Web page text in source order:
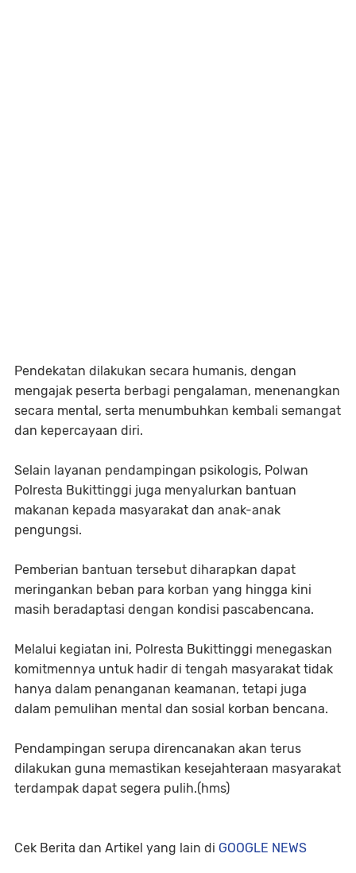
Pendekatan dilakukan secara humanis, dengan
mengajak peserta berbagi pengalaman, menenangkan
secara mental, serta menumbuhkan kembali semangat
dan kepercayaan diri.
Selain layanan pendampingan psikologis, Polwan
Polresta Bukittinggi juga menyalurkan bantuan
makanan kepada masyarakat dan anak-anak
pengungsi.
Pemberian bantuan tersebut diharapkan dapat
meringankan beban para korban yang hingga kini
masih beradaptasi dengan kondisi pascabencana.
Melalui kegiatan ini, Polresta Bukittinggi menegaskan
komitmennya untuk hadir di tengah masyarakat tidak
hanya dalam penanganan keamanan, tetapi juga
dalam pemulihan mental dan sosial korban bencana.
Pendampingan serupa direncanakan akan terus
dilakukan guna memastikan kesejahteraan masyarakat
terdampak dapat segera pulih.(hms)
Cek Berita dan Artikel yang lain di GOOGLE NEWS